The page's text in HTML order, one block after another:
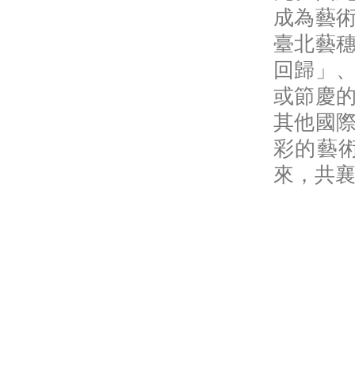
成為藝
臺北藝
回歸」
或節慶
其他國
彩的藝
來，共